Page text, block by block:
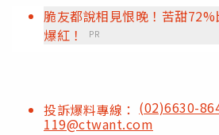
脆友都說相見恨晚！苦甜
爆紅！
PR
投訴爆料專線： (02)6630-
119@ctwant.com